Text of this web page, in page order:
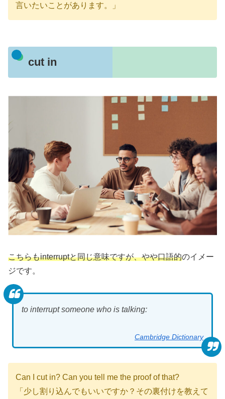
言いたいことがあります。」
cut in
こちらもinterruptと同じ意味ですが、やや口語的のイメー
ジです。
to interrupt someone who is talking:
Cambridge Dictionary
Can I cut in? Can you tell me the proof of that?
「少し割り込んでもいいですか？その裏付けを教えて